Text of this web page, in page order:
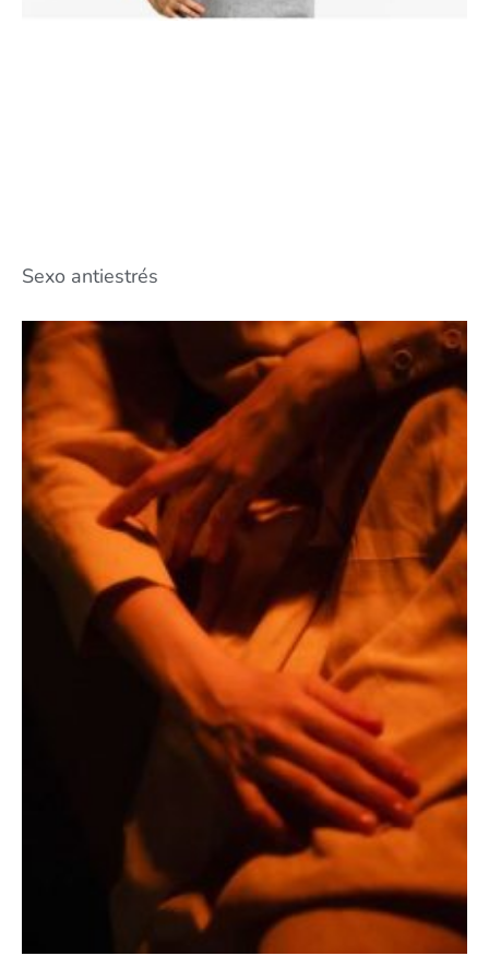
Sexo antiestrés